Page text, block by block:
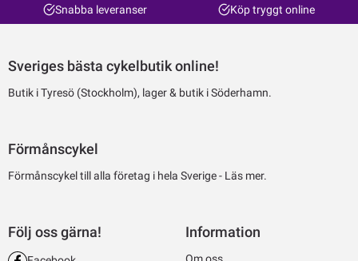
Snabba leveranser Köp tryggt online
Sveriges bästa cykelbutik online!
Butik i Tyresö (Stockholm), lager & butik i Söderhamn.
Förmånscykel
Förmånscykel till alla företag i hela Sverige - Läs mer.
Följ oss gärna! Information
Om oss